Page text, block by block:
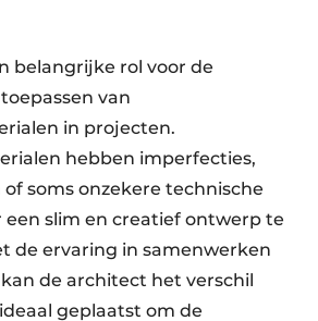
belangrijke rol voor de
van
in projecten.
hebben imperfecties,
soms onzekere technische
een slim en creatief ontwerp te
de ervaring in samenwerken
de architect het verschil
geplaatst om de